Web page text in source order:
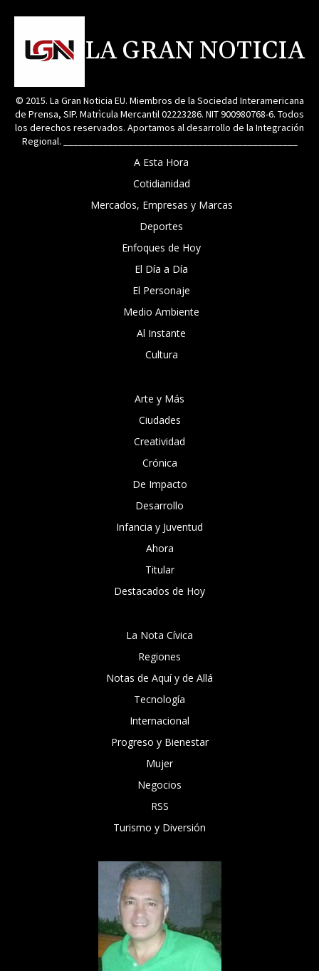
LA GRAN NOTICIA
© 2015. La Gran Noticia EU. Miembros de la Sociedad Interamericana
de Prensa, SIP. Matrìcula Mercantil 02223286. NIT 900980768-6. Todos
los derechos reservados. Aportamos al desarrollo de la Integración
Regional. _______________________________________________
A Esta Hora
Cotidianidad
Mercados, Empresas y Marcas
Deportes
Enfoques de Hoy
El Día a Día
El Personaje
Medio Ambiente
Al Instante
Cultura
Arte y Más
Ciudades
Creatividad
Crónica
De Impacto
Desarrollo
Infancia y Juventud
Ahora
Titular
Destacados de Hoy
La Nota Cívica
Regiones
Notas de Aquí y de Allá
Tecnología
Internacional
Progreso y Bienestar
Mujer
Negocios
RSS
Turismo y Diversión